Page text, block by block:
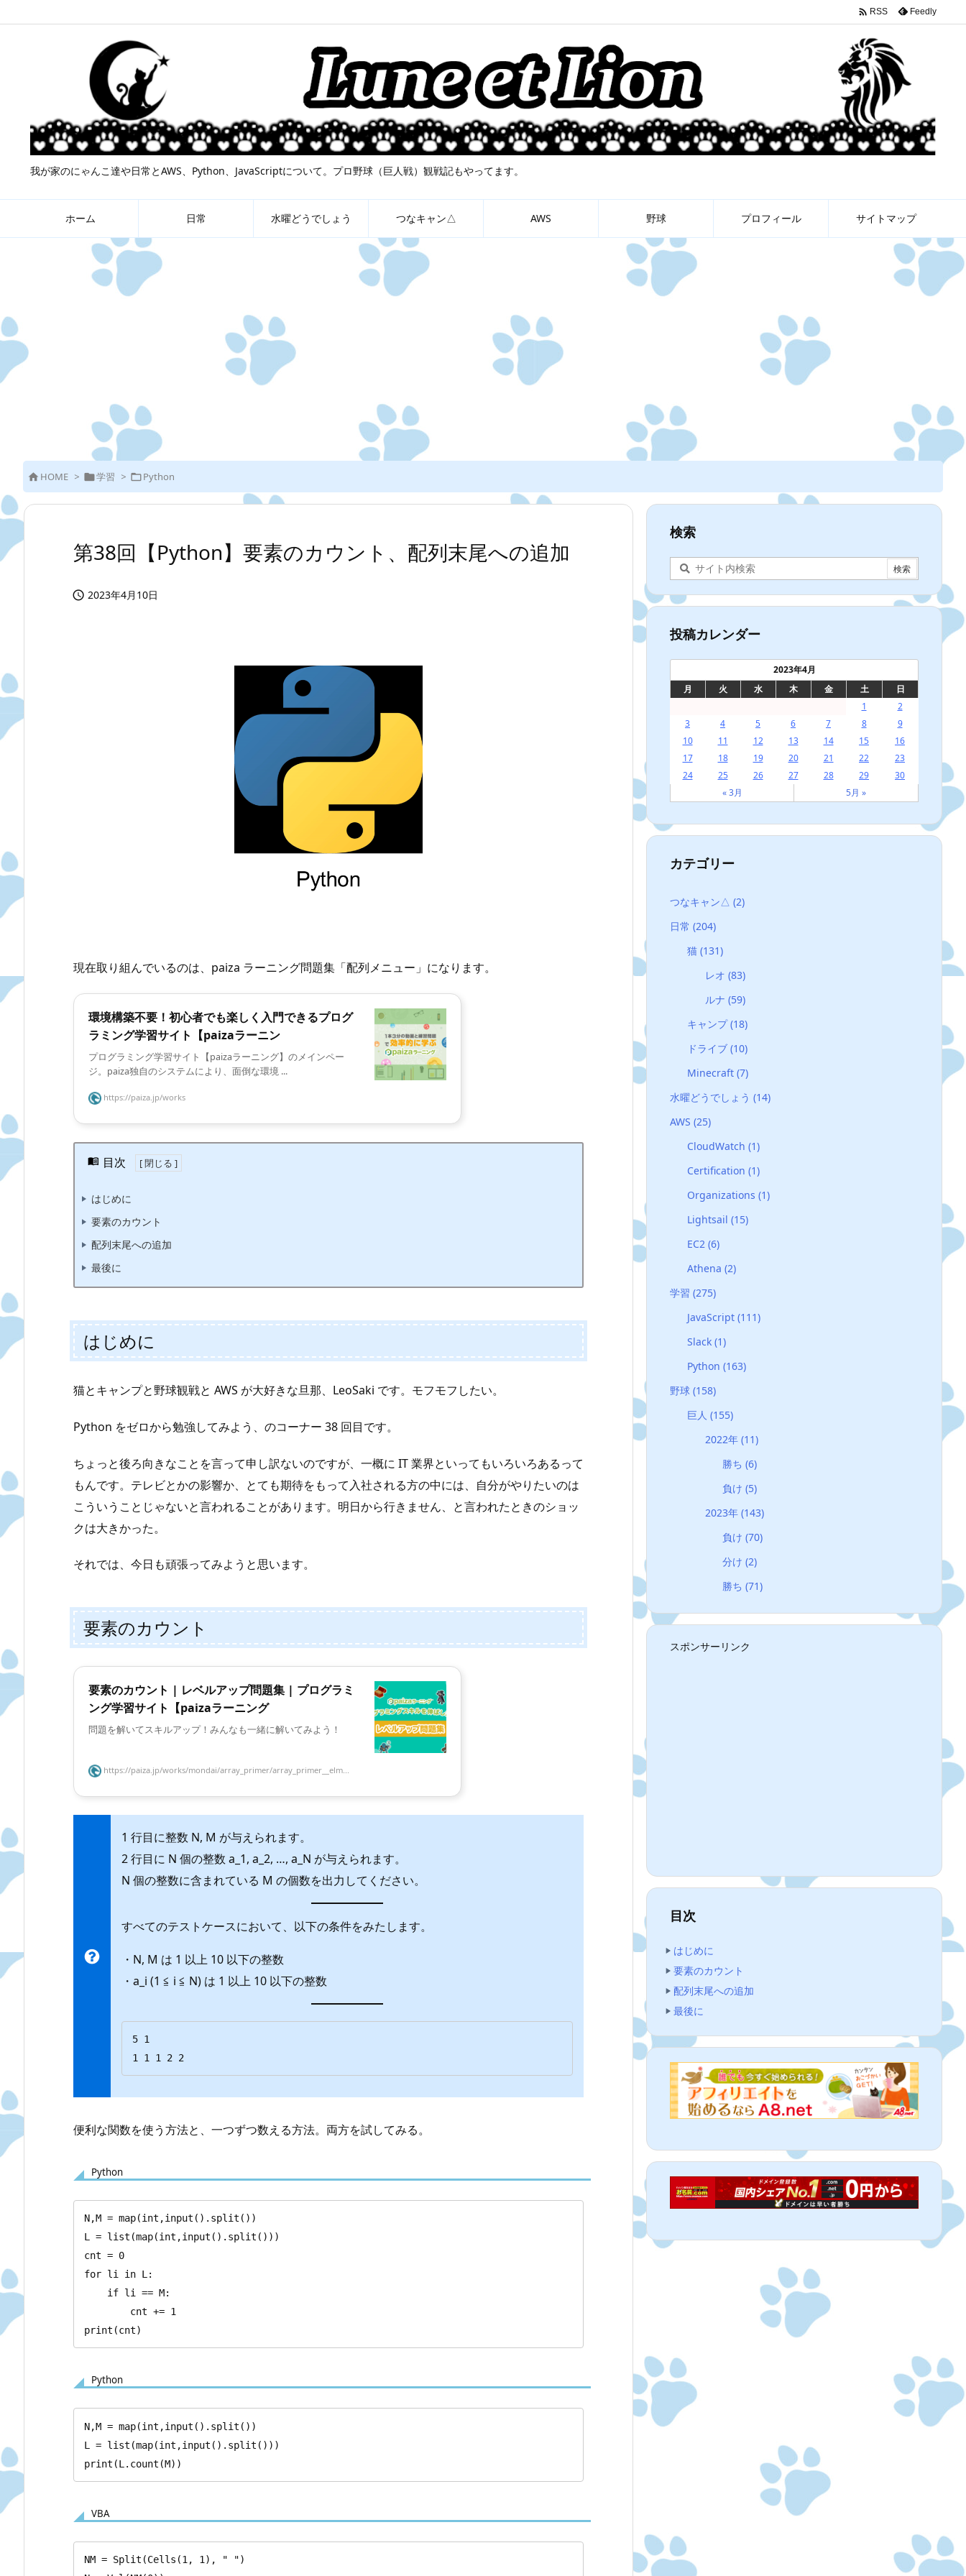
我が家のにゃんこ達や日常とAWS、Python、JavaScriptについて。プロ野球（巨人戦）観戦記もやってます。
ホーム 日常 水曜どうでしょう つなキャン△ AWS 野球 プロフィール サイトマップ
 RSS Feedly
 HOME > 学習 > Python
第38回【Python】要素のカウント、配列末尾への追加
 2023年4月10日
現在取り組んでいるのは、paiza ラーニング問題集「配列メニュー」になります。
環境構築不要！初心者でも楽しく入門できるプログ
ラミング学習サイト【paizaラーニン
プログラミング学習サイト【paizaラーニング】のメインペー
ジ。paiza独自のシステムにより、面倒な環境 ...
https://paiza.jp/works
目次
はじめに
要素のカウント
配列末尾への追加
最後に
はじめに
猫とキャンプと野球観戦と AWS が大好きな旦那、LeoSaki です。モフモフしたい。
Python をゼロから勉強してみよう、のコーナー 38 回目です。
ちょっと後ろ向きなことを言って申し訳ないのですが、一概に IT 業界といってもいろいろあるって
もんです。テレビとかの影響か、とても期待をもって入社される方の中には、自分がやりたいのは
こういうことじゃないと言われることがあります。明日から行きません、と言われたときのショッ
クは大きかった。
それでは、今日も頑張ってみようと思います。
要素のカウント
要素のカウント | レベルアップ問題集 | プログラミ
ング学習サイト【paizaラーニング
問題を解いてスキルアップ！みんなも一緒に解いてみよう！
https://paiza.jp/works/mondai/array_primer/array_primer__elm...
1 行目に整数 N, M が与えられます。
2 行目に N 個の整数 a_1, a_2, …, a_N が与えられます。
N 個の整数に含まれている M の個数を出力してください。
すべてのテストケースにおいて、以下の条件をみたします。
・N, M は 1 以上 10 以下の整数
・a_i (1 ≦ i ≦ N) は 1 以上 10 以下の整数
5 1
1 1 1 2 2
便利な関数を使う方法と、一つずつ数える方法。両方を試してみる。
Python
N,M = map(int,input().split())
L = list(map(int,input().split()))
cnt = 0
for li in L:
print(cnt)
Python
N,M = map(int,input().split())
L = list(map(int,input().split()))
print(L.count(M))
VBA
NM = Split(Cells(1, 1), " ")
検索
投稿カレンダー
2023年4月
月
火 水 木 金 土
日
1
2
3
4 5 6 7 8
9
10
11 12 13 14 15
16
17
18 19 20 21 22
23
24
25 26 27 28 29
30
« 3月
5月 »
カテゴリー
つなキャン△ (2)
日常 (204)
猫(131)
レオ (83)
ルナ (59)
キャンプ(18)
ドライブ(10)
Minecraft(7)
水曜どうでしょう (14)
AWS (25)
CloudWatch(1)
Certification(1)
Organizations(1)
Lightsail(15)
EC2(6)
Athena(2)
学習 (275)
JavaScript(111)
Slack(1)
Python(163)
野球 (158)
巨人(155)
2022年 (11)
勝ち(6)
負け(5)
2023年 (143)
負け(70)
分け(2)
勝ち(71)
スポンサーリンク
目次
はじめに
要素のカウント
配列末尾への追加
最後に